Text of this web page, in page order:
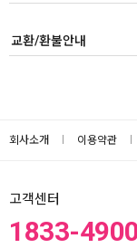
교환/환불안내
회사소개 이용약관
고객센터
1833-